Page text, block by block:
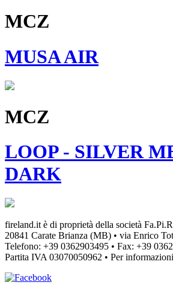
MCZ
MUSA AIR
MCZ
LOOP - SILVER
DARK
fireland.it è di proprietà della società
20841 Carate Brianza (MB) • via Enrico
Telefono: +39 0362903495 • Fax: +39
Partita IVA03070050962 • Per